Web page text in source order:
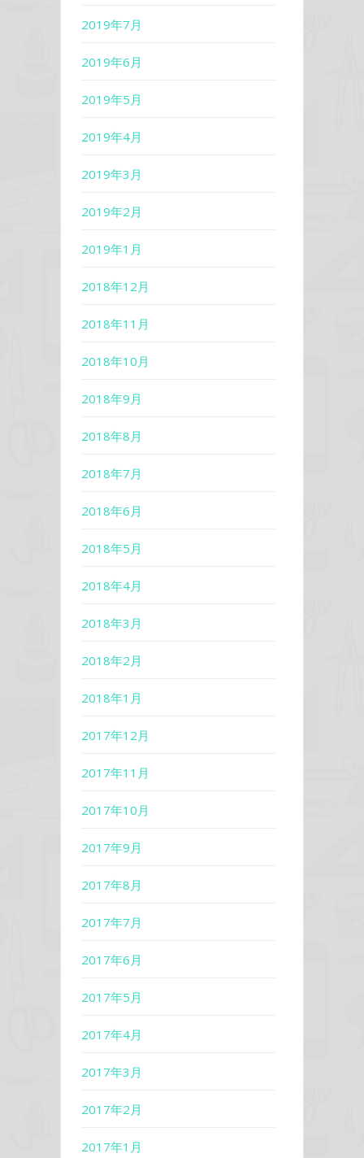
2019年7月
2019年6月
2019年5月
2019年4月
2019年3月
2019年2月
2019年1月
2018年12月
2018年11月
2018年10月
2018年9月
2018年8月
2018年7月
2018年6月
2018年5月
2018年4月
2018年3月
2018年2月
2018年1月
2017年12月
2017年11月
2017年10月
2017年9月
2017年8月
2017年7月
2017年6月
2017年5月
2017年4月
2017年3月
2017年2月
2017年1月